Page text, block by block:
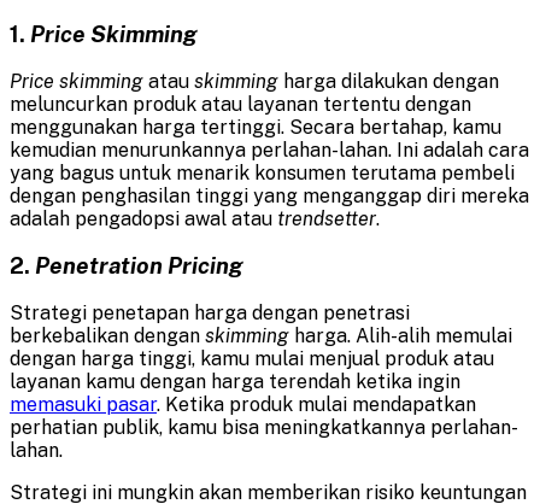
1. Price Skimming
Price skimming atau skimming harga dilakukan dengan
meluncurkan produk atau layanan tertentu dengan
menggunakan harga tertinggi. Secara bertahap, kamu
kemudian menurunkannya perlahan-lahan. Ini adalah cara
yang bagus untuk menarik konsumen terutama pembeli
dengan penghasilan tinggi yang menganggap diri mereka
adalah pengadopsi awal atau trendsetter.
2. Penetration Pricing
Strategi penetapan harga dengan penetrasi
berkebalikan dengan skimming harga. Alih-alih memulai
dengan harga tinggi, kamu mulai menjual produk atau
layanan kamu dengan harga terendah ketika ingin
memasuki pasar. Ketika produk mulai mendapatkan
perhatian publik, kamu bisa meningkatkannya perlahan-
lahan.
Strategi ini mungkin akan memberikan risiko keuntungan